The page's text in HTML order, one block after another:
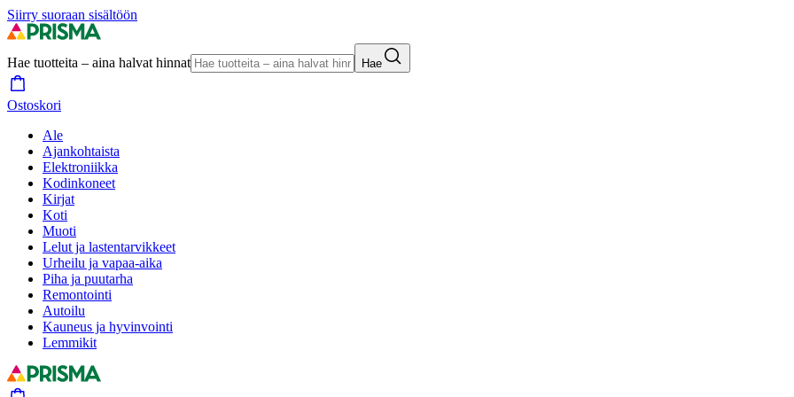
Siirry suoraan sisältöön
Hae tuotteita – aina halvat hinnat Hae
Ostoskori
Ale
Ajankohtaista
Elektroniikka
Kodinkoneet
Kirjat
Koti
Muoti
Lelut ja lastentarvikkeet
Urheilu ja vapaa-aika
Piha ja puutarha
Remontointi
Autoilu
Kauneus ja hyvinvointi
Lemmikit